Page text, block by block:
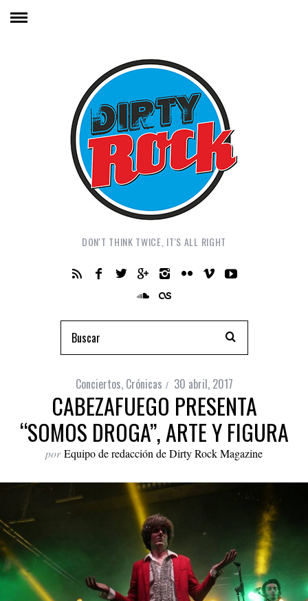
DON'T THINK TWICE, IT'S ALL RIGHT
Conciertos, Crónicas 30 abril, 2017
CABEZAFUEGO PRESENTA
“SOMOS DROGA”, ARTE Y FIGURA
por Equipo de redacción de Dirty Rock Magazine